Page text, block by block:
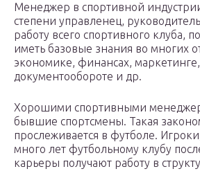
Менеджер в спортивной
степени управленец,
работу всего спортивного клуба,
иметь базовые знания во многих
экономике, финансах, маркетинге,
документообороте и др.
Хорошими спортивными
бывшие спортсмены. Такая
прослеживается в футболе.
много лет футбольному клубу
карьеры получают работу в